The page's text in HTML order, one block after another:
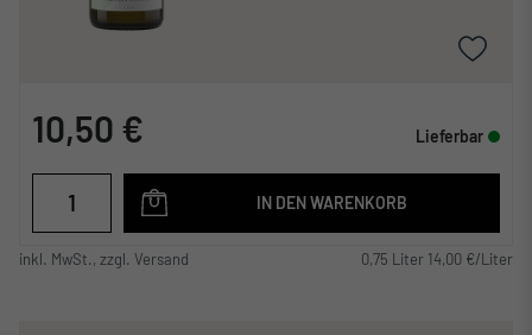
10,50 € Lieferbar
IN DEN WARENKORB
inkl. MwSt., zzgl. Versand 0,75 Liter 14,00 €/Liter